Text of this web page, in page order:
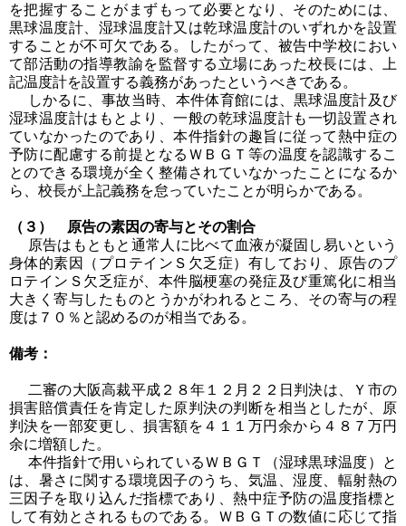
を把握することがまずもって必要となり、そのためには、
黒球温度計、湿球温度計又は乾球温度計のいずれかを設置
することが不可欠である。したがって、被告中学校におい
て部活動の指導教諭を監督する立場にあった校長には、上
記温度計を設置する義務があったというべきである。
しかるに、事故当時、本件体育館には、黒球温度計及び
湿球温度計はもとより、一般の乾球温度計も一切設置され
ていなかったのであり、本件指針の趣旨に従って熱中症の
予防に配慮する前提となるＷＢＧＴ等の温度を認識するこ
とのできる環境が全く整備されていなかったことになるか
ら、校長が上記義務を怠っていたことが明らかである。
（３） 原告の素因の寄与とその割合
原告はもともと通常人に比べて血液が凝固し易いという
身体的素因（プロテインＳ欠乏症）有しており、原告のプ
ロテインＳ欠乏症が、本件脳梗塞の発症及び重篤化に相当
大きく寄与したものとうかがわれるところ、その寄与の程
度は７０％と認めるのが相当である。
備考：
二審の大阪高裁平成２８年１２月２２日判決は、Ｙ市の
損害賠償責任を肯定した原判決の判断を相当としたが、原
判決を一部変更し、損害額を４１１万円余から４８７万円
余に増額した。
本件指針で用いられているＷＢＧＴ（湿球黒球温度）と
は、暑さに関する環境因子のうち、気温、湿度、輻射熱の
三因子を取り込んだ指標であり、熱中症予防の温度指標と
して有効とされるものである。ＷＢＧＴの数値に応じて指